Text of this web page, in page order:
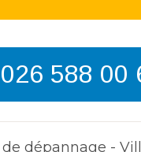
026 588 00
dépannage -